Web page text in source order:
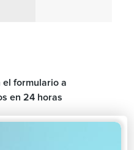
el formulario a
en 24 horas